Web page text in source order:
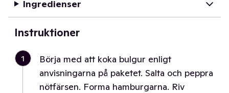
Ingredienser
Instruktioner
1
Börja med att koka bulgur enligt
anvisningarna på paketet. Salta och peppra
nötfärsen. Forma hamburgarna. Riv